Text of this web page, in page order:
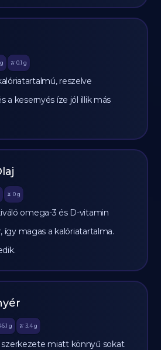
g 🫒 0.1 g
reszelve
a kesernyés íze jól illik más
🫒 0 g
omega-3 és D-vitamin
így magas a kalóriatartalma.
g 🫒 3.4 g
miatt könnyű sokat